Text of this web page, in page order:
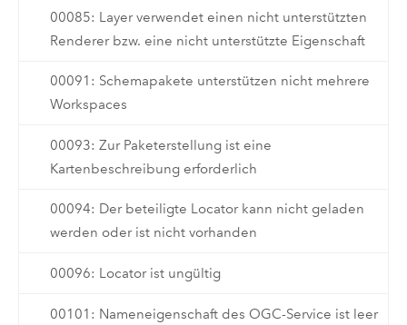
00085: Layer verwendet einen nicht unterstützten
Renderer bzw. eine nicht unterstützte Eigenschaft
00091: Schemapakete unterstützen nicht mehrere
Workspaces
00093: Zur Paketerstellung ist eine
Kartenbeschreibung erforderlich
00094: Der beteiligte Locator kann nicht geladen
werden oder ist nicht vorhanden
00096: Locator ist ungültig
00101: Nameneigenschaft des OGC-Service ist leer